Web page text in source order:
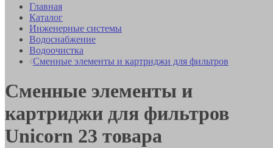
Главная
Каталог
Инженерные системы
Водоснабжение
Водоочистка
Сменные элементы и картриджи для фильтров
Сменные элементы и
картриджи для фильтров
Unicorn 23 товара